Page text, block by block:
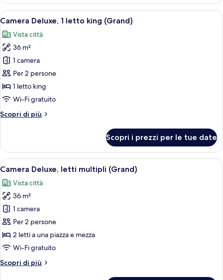
con
2
singoli
Apri
tutte
le
foto
per
Camera
Deluxe,
1
king
Camera Deluxe, 1 letto king (Grand)
4
Camera Deluxe, 1 letto king (Grand)
Vista città
36 m²
1 camera
Per 2 persone
1 letto king
Wi-Fi gratuito
Scopri di più
Altri
Deluxe,
letto
(Grand)
Scopri i prezzi per le tue date
Apri
tutte
le
foto
per
Camera
Deluxe,
letti
multipli
(Grand)
Camera d'albergo con due letti, una
4
Camera Deluxe, letti multipli (Grand)
Vista città
36 m²
1 camera
Per 2 persone
2 letti a una piazza e mezza
Wi-Fi gratuito
Scopri di più
Altri